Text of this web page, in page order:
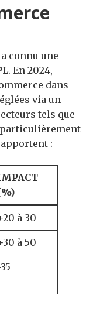
connu une
. En 2024,
dans
via un
tels que
particulièrement
:
à 30
à 50